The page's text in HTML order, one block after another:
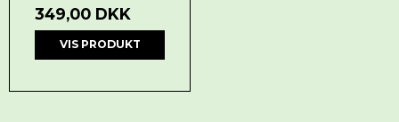
349,00 DKK
VIS PRODUKT